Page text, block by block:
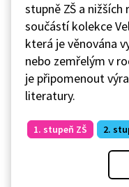
stupně ZŠ a
součástí kolekce
která je věnována
nebo zemřelým v
je připomenout
literatury.
1. stupeň ZŠ 2.